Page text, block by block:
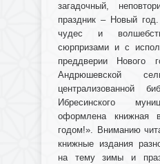
загадочный,
праздник – Новый
чудес и
сюрпризами и с
преддверии Нового
Андрюшевской
централизованной
Ибресинского
оформлена книжная
годом!». Вниманию
книжные издания
на тему зимы и